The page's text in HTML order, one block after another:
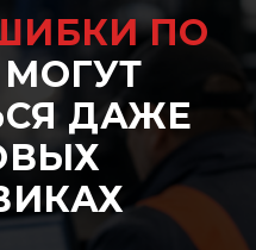
ПО
МОГУТ
ДАЖЕ